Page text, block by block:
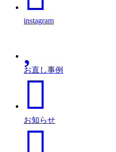
instagram
お直し事例
お知らせ